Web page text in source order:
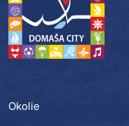
Okolie